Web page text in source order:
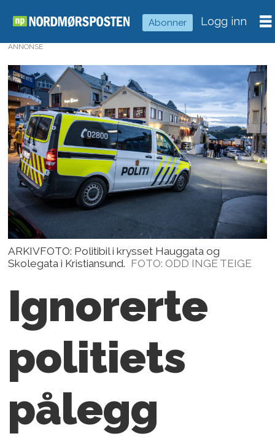
Abonner Logg inn
ANNONSE
ARKIVFOTO: Politibil i krysset Hauggata og
Skolegata i Kristiansund. FOTO: ODD INGE TEIGE
Ignorerte
politiets
pålegg